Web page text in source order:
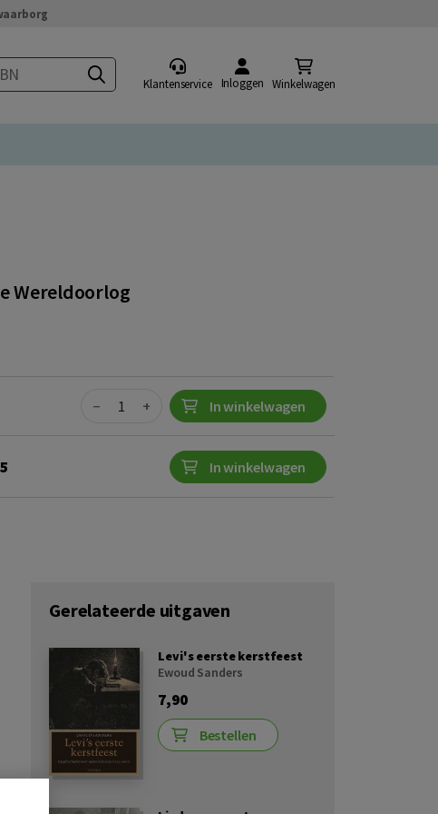
Klantenservice Inloggen Winkelwagen
Wereldoorlog
Quantity
− + In winkelwagen
In winkelwagen
Gerelateerde uitgaven
Levi's eerste kerstfeest
Ewoud Sanders
7,90
Bestellen